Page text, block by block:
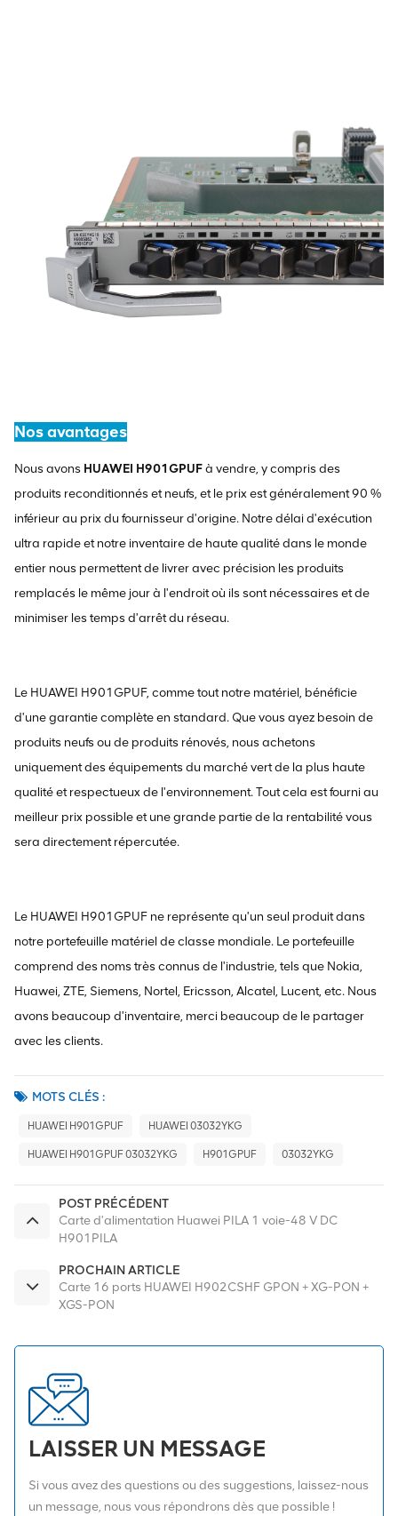
Nos avantages
Nous avons HUAWEI H901GPUFà vendre, y compris des
produits reconditionnés et neufs, et le prix est généralement 90 %
inférieur au prix du fournisseur d'origine. Notre délai d'exécution
ultra rapide et notre inventaire de haute qualité dans le monde
entier nous permettent de livrer avec précision les produits
remplacés le même jour à l'endroit où ils sont nécessaires et de
minimiser les temps d'arrêt du réseau.
Le HUAWEI H901GPUF, comme tout notre matériel, bénéficie
d'une garantie complète en standard. Que vous ayez besoin de
produits neufs ou de produits rénovés, nous achetons
uniquement des équipements du marché vert de la plus haute
qualité et respectueux de l'environnement. Tout cela est fourni au
meilleur prix possible et une grande partie de la rentabilité vous
sera directement répercutée.
Le HUAWEI H901GPUF ne représente qu'un seul produit dans
notre portefeuille matériel de classe mondiale. Le portefeuille
comprend des noms très connus de l'industrie, tels que Nokia,
Huawei, ZTE, Siemens, Nortel, Ericsson, Alcatel, Lucent, etc. Nous
avons beaucoup d'inventaire, merci beaucoup de le partager
avec les clients.
MOTS CLÉS :
HUAWEI H901GPUF HUAWEI 03032YKG
HUAWEI H901GPUF 03032YKG H901GPUF 03032YKG
POST PRÉCÉDENT
Carte d'alimentation Huawei PILA 1 voie-48 V DC
H901PILA
PROCHAIN ARTICLE
Carte 16 ports HUAWEI H902CSHF GPON + XG-PON +
XGS-PON
LAISSER UN MESSAGE
Si vous avez des questions ou des suggestions, laissez-nous
un message, nous vous répondrons dès que possible !